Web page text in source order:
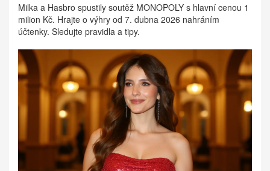
Milka a Hasbro spustily soutěž MONOPOLY s hlavní cenou 1
milion Kč. Hrajte o výhry od 7. dubna 2026 nahráním
účtenky. Sledujte pravidla a tipy.